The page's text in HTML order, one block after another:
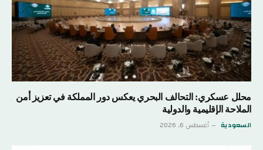
محلل عسكري: التحالف البحري يعكس دور المملكة في تعزيز أمن
الملاحة الإقليمية والدولية
السعودية أغسطس 6, 2026